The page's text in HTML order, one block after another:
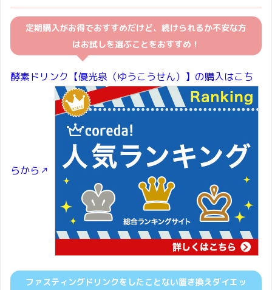
定期購入がお得でおすすめだけど、続けられるか不安な方
はお試しを選ぶことをおすすめ！
酵素ドリンク【優光泉（ゆうこうせん）】の購入はこち
らから↗︎
ファスティングドリンクをしたことない置き換えダイエッ